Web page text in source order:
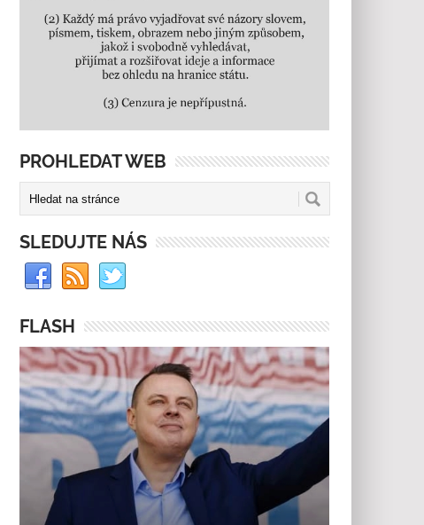
PROHLEDAT WEB
SLEDUJTE NÁS
FLASH